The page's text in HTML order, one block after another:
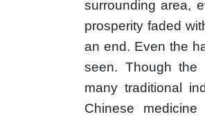
surrounding area,
prosperity faded
an end. Even the
seen. Though the
many traditional
Chinese